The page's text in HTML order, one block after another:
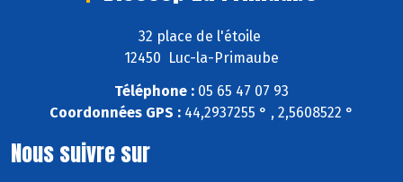
32 place de l'étoile
12450 Luc-la-Primaube
Téléphone : 05 65 47 07 93
Coordonnées GPS : 44,2937255 ° , 2,5608522 °
Nous suivre sur